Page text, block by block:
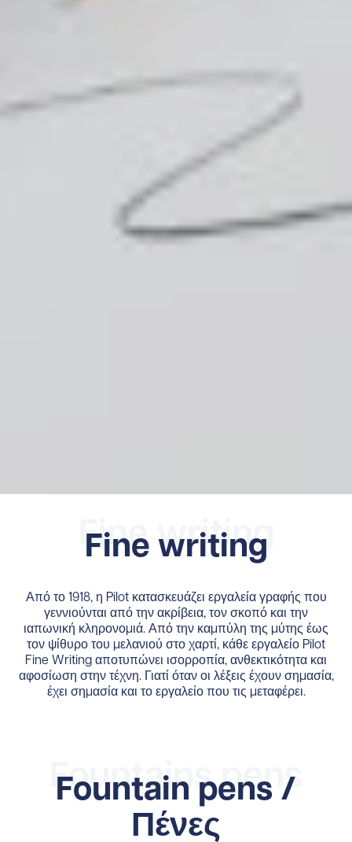
Fine writing
Fine writing
Από το 1918, η Pilot κατασκευάζει εργαλεία γραφής που
γεννιούνται από την ακρίβεια, τον σκοπό και την
ιαπωνική κληρονομιά. Από την καμπύλη της μύτης έως
τον ψίθυρο του μελανιού στο χαρτί, κάθε εργαλείο Pilot
Fine Writing αποτυπώνει ισορροπία, ανθεκτικότητα και
αφοσίωση στην τέχνη. Γιατί όταν οι λέξεις έχουν σημασία,
έχει σημασία και το εργαλείο που τις μεταφέρει.
Fountains pens
Fountain pens /
Πένες